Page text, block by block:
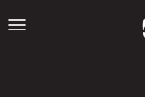
Toggle